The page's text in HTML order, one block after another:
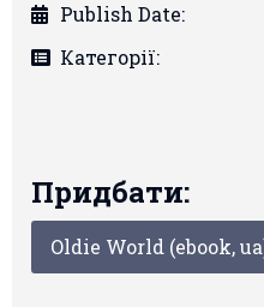
Publish Date:
Категорії:
Придбати:
Oldie World (ebook,